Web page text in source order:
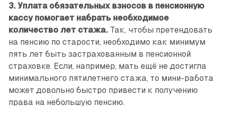
3. Уплата обязательных взносов в пенсионную
кассу помогает набрать необходимое
количество лет стажа.Так, чтобы претендовать
на пенсию по старости, необходимо как минимум
пять лет быть застрахованным в пенсионной
страховке. Если, например, мать ещё не достигла
минимального пятилетнего стажа, то мини-работа
может довольно быстро привести к получению
права на небольшую пенсию.